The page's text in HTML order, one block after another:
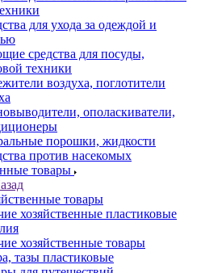
для ухода за одеждой и
средства для посуды,
техники
воздуха, поглотители
ополаскиватели,
порошки, жидкости
против насекомых
товары
товары
хозяйственные пластиковые
хозяйственные товары
тазы пластиковые